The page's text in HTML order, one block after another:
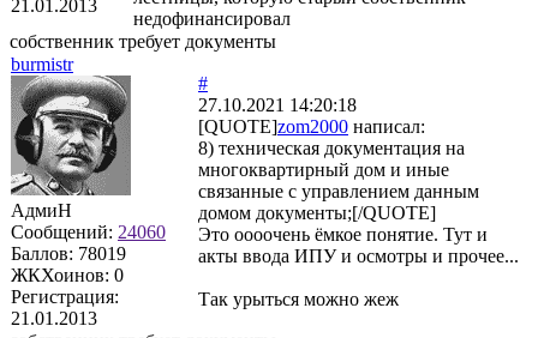
21.01.2013
недофинансировал
собственник требует документы
burmistr
АдмиН
Сообщений: 24060
Баллов: 78019
ЖКХоинов: 0
Регистрация:
21.01.2013
#
27.10.2021 14:20:18
[QUOTE]zom2000 написал:
8) техническая документация на
многоквартирный дом и иные
связанные с управлением данным
домом документы;[/QUOTE]
Это оооочень ёмкое понятие. Тут и
акты ввода ИПУ и осмотры и прочее...
Так урыться можно жеж